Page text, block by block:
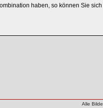
haben, so können Sie sich
Alle